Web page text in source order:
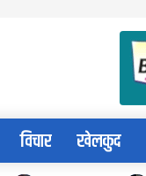
विचार खेलकुद